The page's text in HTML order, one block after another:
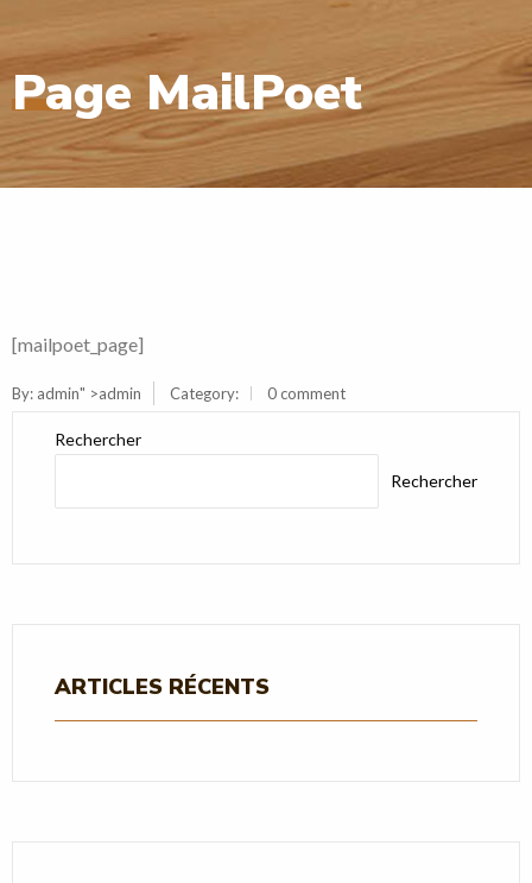
Page MailPoet
[mailpoet_page]
By: admin" >admin Category: 0 comment
Rechercher
Rechercher
ARTICLES RÉCENTS